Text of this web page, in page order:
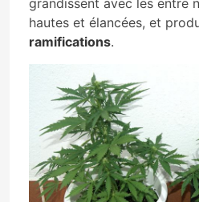
hautes et élancées, et
ramifications.